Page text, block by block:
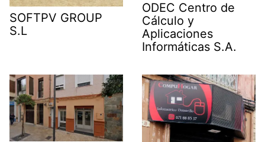
SOFTPV GROUP
S.L
ODEC Centro de
Cálculo y
Aplicaciones
Informáticas S.A.